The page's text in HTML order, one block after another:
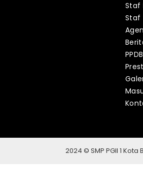
Staf
Staf
PPDB
2024 © SMP PGII 1 Kota